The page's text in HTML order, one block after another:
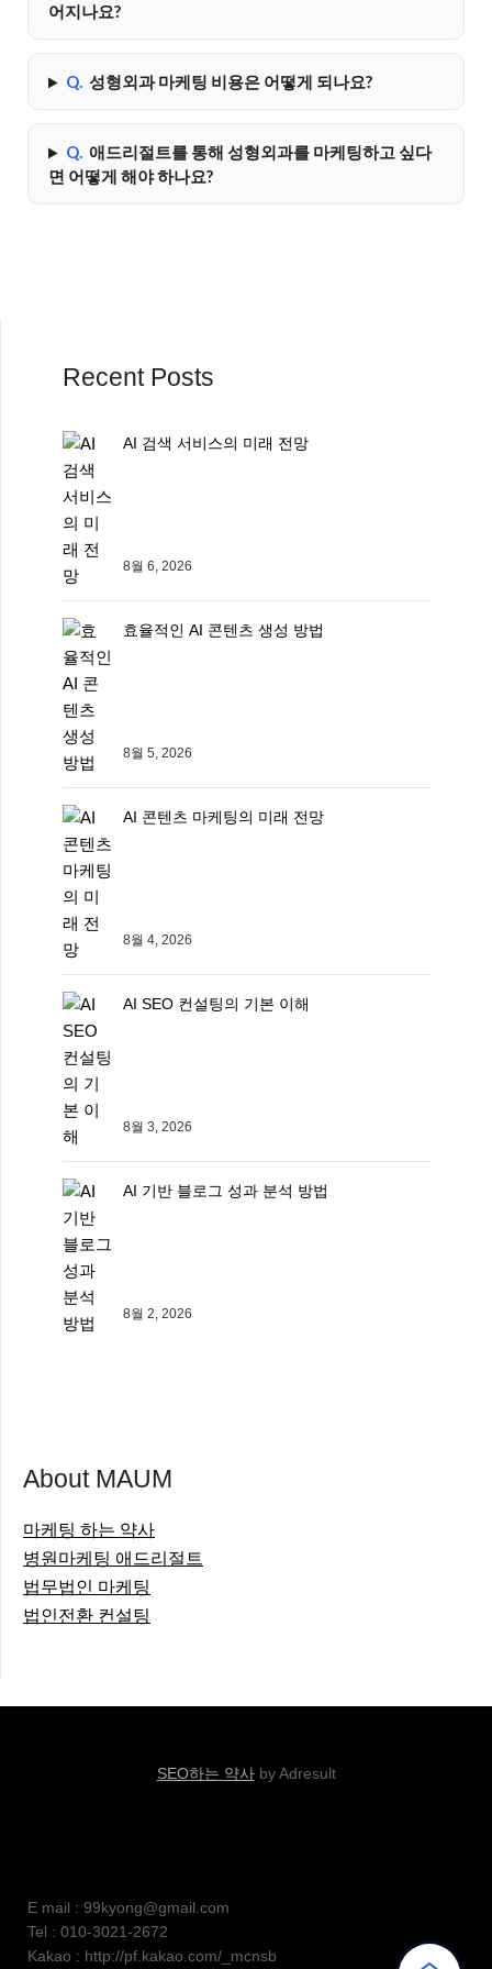
어지나요?
Q. 성형외과 마케팅 비용은 어떻게 되나요?
Q. 애드리절트를 통해 성형외과를 마케팅하고 싶다
면 어떻게 해야 하나요?
Recent Posts
AI 검색 서비스의 미래 전망
8월 6, 2026
효율적인 AI 콘텐츠 생성 방법
8월 5, 2026
AI 콘텐츠 마케팅의 미래 전망
8월 4, 2026
AI SEO 컨설팅의 기본 이해
8월 3, 2026
AI 기반 블로그 성과 분석 방법
8월 2, 2026
About MAUM
마케팅 하는 약사
병원마케팅 애드리절트
법무법인 마케팅
법인전환 컨설팅
SEO하는 약사by Adresult
E mail : 99kyong@gmail.com
Tel : 010-3021-2672
Kakao : http://pf.kakao.com/_mcnsb